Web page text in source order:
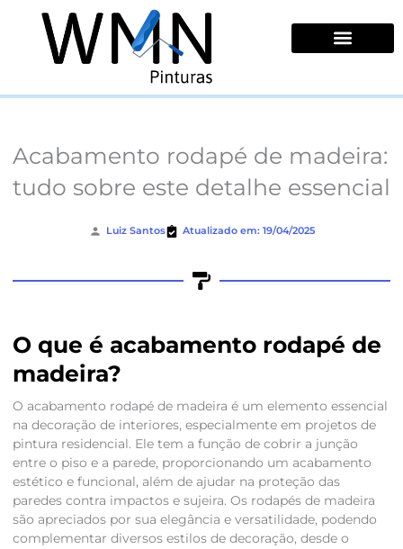
conteúdo
Acabamento rodapé de madeira:
tudo sobre este detalhe essencial
Luiz Santos Atualizado em: 19/04/2025
O que é acabamento rodapé de
madeira?
O acabamento rodapé de madeira é um elemento essencial
na decoração de interiores, especialmente em projetos de
pintura residencial. Ele tem a função de cobrir a junção
entre o piso e a parede, proporcionando um acabamento
estético e funcional, além de ajudar na proteção das
paredes contra impactos e sujeira. Os rodapés de madeira
são apreciados por sua elegância e versatilidade, podendo
complementar diversos estilos de decoração, desde o